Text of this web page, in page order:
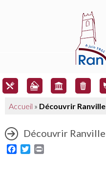
Accueil » Découvrir Ranville
Découvrir Ranville
Facebook
Twitter